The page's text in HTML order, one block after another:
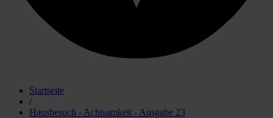
Startseite
/
Hausbesuch - Achtsamkeit - Ausgabe 23